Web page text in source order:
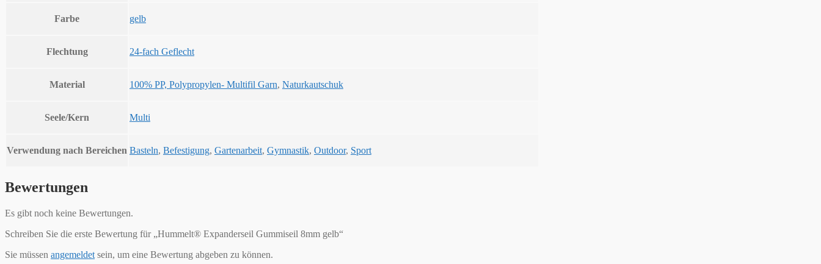
Farbe gelb
Flechtung 24-fach Geflecht
Material 100% PP, Polypropylen- Multifil Garn, Naturkautschuk
Seele/Kern Multi
Verwendung nach Bereichen Basteln, Befestigung, Gartenarbeit, Gymnastik, Outdoor, Sport
Bewertungen
Es gibt noch keine Bewertungen.
Schreiben Sie die erste Bewertung für „Hummelt® Expanderseil Gummiseil 8mm gelb“
Sie müssen angemeldet sein, um eine Bewertung abgeben zu können.